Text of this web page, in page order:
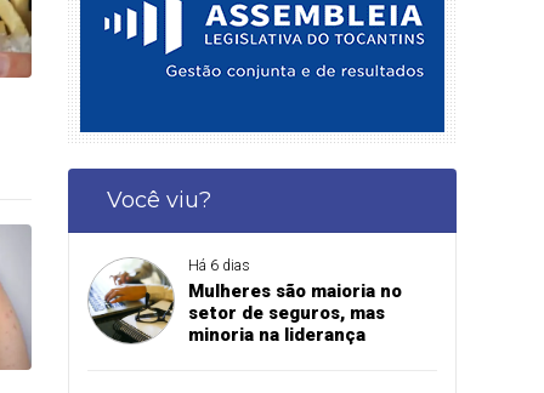
Você viu?
Há 6 dias
Mulheres são maioria no
setor de seguros, mas
minoria na liderança